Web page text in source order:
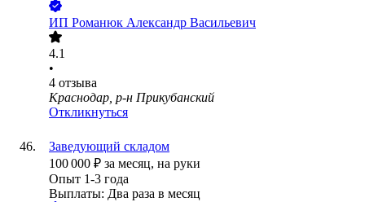
ИП Романюк Александр Васильевич
4.1
•
4 отзыва
Краснодар, р-н Прикубанский
Откликнуться
Заведующий складом
100 000 ₽ за месяц, на руки
Опыт 1-3 года
Выплаты: Два раза в месяц